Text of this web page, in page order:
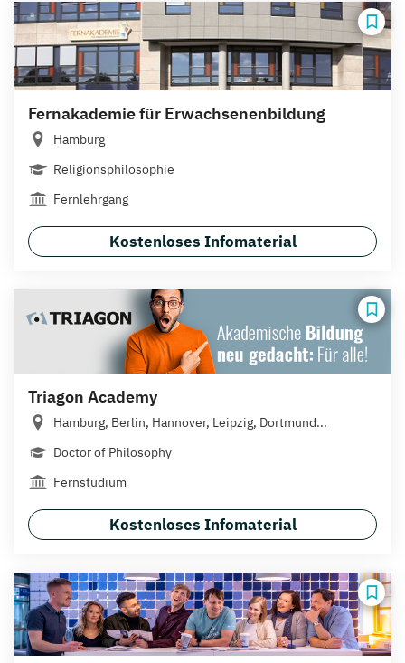
Fernakademie für Erwachsenenbildung
Hamburg
Religionsphilosophie
Fernlehrgang
Kostenloses Infomaterial
Triagon Academy
Hamburg, Berlin, Hannover, Leipzig, Dortmund...
Doctor of Philosophy
Fernstudium
Kostenloses Infomaterial